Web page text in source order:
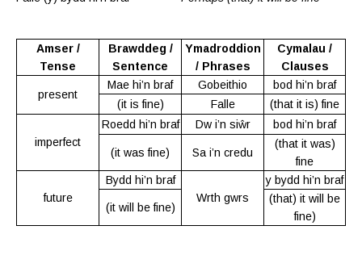
Amser /
Tense
Brawddeg /
Sentence
Ymadroddion
/ Phrases
Cymalau /
Clauses
present
Mae hi’n braf Gobeithio
bod hi’n braf
(it is fine)
Falle (that it is) fine
imperfect
Roedd hi’n braf Dw i’n siŵr bod hi’n braf
(it was fine) Sa i’n credu
(that it was)
fine
future
Bydd hi’n braf
Wrth gwrs
y bydd hi’n braf
(it will be fine)
(that) it will be
fine)